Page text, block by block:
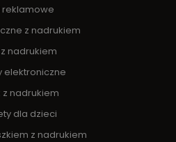
reklamowe
z nadrukiem
nadrukiem
elektroniczne
z nadrukiem
dla dzieci
z nadrukiem